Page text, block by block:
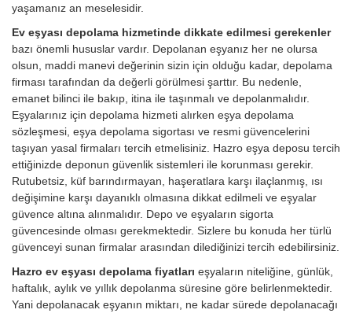
yaşamanız an meselesidir.
Ev eşyası depolama hizmetinde dikkate edilmesi gerekenler
bazı önemli hususlar vardır. Depolanan eşyanız her ne olursa
olsun, maddi manevi değerinin sizin için olduğu kadar, depolama
firması tarafından da değerli görülmesi şarttır. Bu nedenle,
emanet bilinci ile bakıp, itina ile taşınmalı ve depolanmalıdır.
Eşyalarınız için depolama hizmeti alırken eşya depolama
sözleşmesi, eşya depolama sigortası ve resmi güvencelerini
taşıyan yasal firmaları tercih etmelisiniz. Hazro eşya deposu tercih
ettiğinizde deponun güvenlik sistemleri ile korunması gerekir.
Rutubetsiz, küf barındırmayan, haşeratlara karşı ilaçlanmış, ısı
değişimine karşı dayanıklı olmasına dikkat edilmeli ve eşyalar
güvence altına alınmalıdır. Depo ve eşyaların sigorta
güvencesinde olması gerekmektedir. Sizlere bu konuda her türlü
güvenceyi sunan firmalar arasından dilediğinizi tercih edebilirsiniz.
Hazro ev eşyası depolama fiyatları eşyaların niteliğine, günlük,
haftalık, aylık ve yıllık depolanma süresine göre belirlenmektedir.
Yani depolanacak eşyanın miktarı, ne kadar sürede depolanacağı